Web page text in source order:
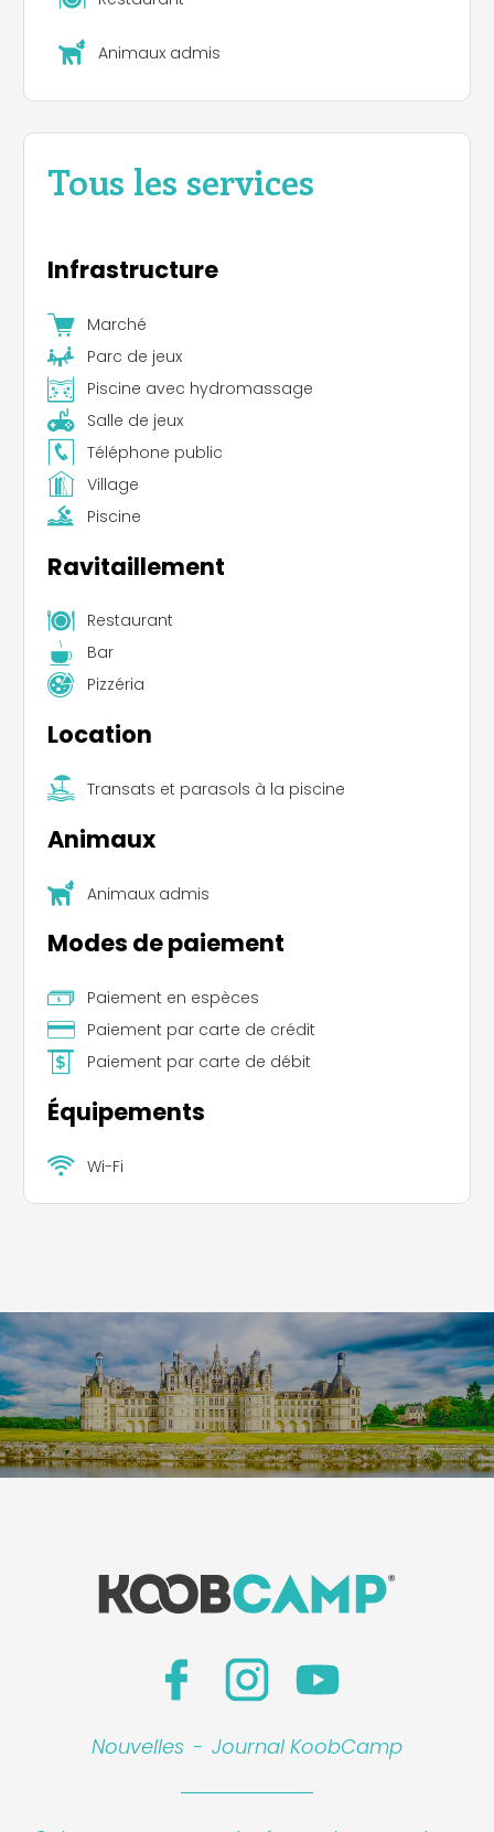
Animaux admis
Tous les services
Infrastructure
Marché
Parc de jeux
Piscine avec hydromassage
Salle de jeux
Téléphone public
Village
Piscine
Ravitaillement
Restaurant
Bar
Pizzéria
Location
Transats et parasols à la piscine
Animaux
Animaux admis
Modes de paiement
Paiement en espèces
Paiement par carte de crédit
Paiement par carte de débit
Équipements
Wi-Fi
Nouvelles - Journal KoobCamp